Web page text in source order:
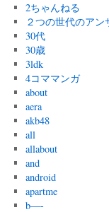
2ちゃんねる
２つの世代のアン
30代
30歳
3ldk
4コママンガ
about
aera
akb48
all
allabout
and
android
apartme
b—-